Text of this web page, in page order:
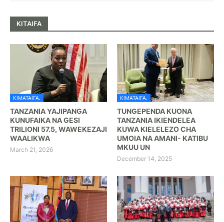
KITAIFA
KIMATAIFA.
TANZANIA YAJIPANGA
KUNUFAIKA NA GESI
TRILIONI 57.5, WAWEKEZAJI
WAALIKWA
March 21, 2026
KIMATAIFA.
TUNGEPENDA KUONA
TANZANIA IKIENDELEA
KUWA KIELELEZO CHA
UMOIA NA AMANI- KATIBU
MKUU UN
December 14, 2025